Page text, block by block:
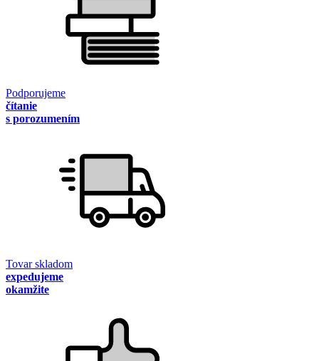
Podporujeme
čítanie
s porozumením
Tovar skladom
expedujeme
okamžite